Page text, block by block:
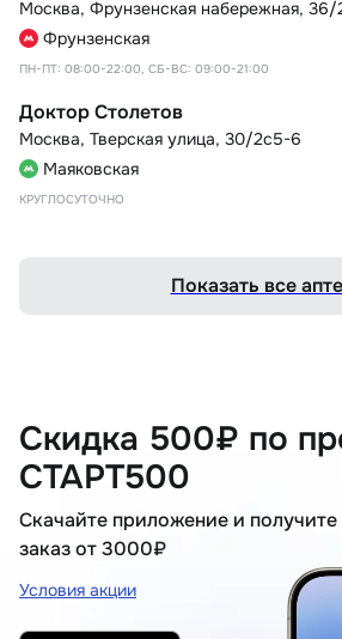
Москва, Фрунзенская набережная, 36/
Фрунзенская
ПН-ПТ: 08:00-22:00, СБ-ВС: 09:00-21:00
Доктор Столетов
Москва, Тверская улица, 30/2с5-6
Маяковская
КРУГЛОСУТОЧНО
Показать все
Скидка 500₽ по
СТАРТ500
Скачайте приложение и
заказ от 3000₽
Условия акции